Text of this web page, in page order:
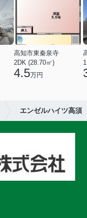
高知市東秦泉寺
2DK (28.70㎡)
4.5万円
エンゼルハイツ高須